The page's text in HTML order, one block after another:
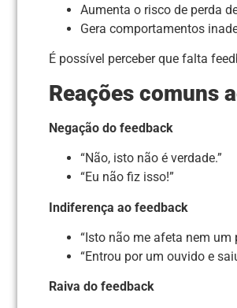
Aumenta o risco de perda
Gera comportamentos
É possível perceber que falta
Reações comuns
Negação do feedback
“Não, isto não é verdade.”
“Eu não fiz isso!”
Indiferença ao feedback
“Isto não me afeta nem um
“Entrou por um ouvido e
Raiva do feedback